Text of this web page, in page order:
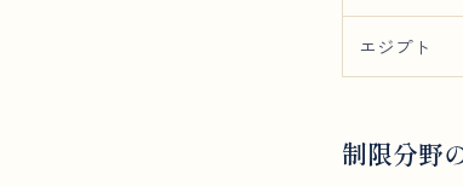
エジプト
制限分野